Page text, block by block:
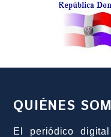
QUIÉNES
El periódico